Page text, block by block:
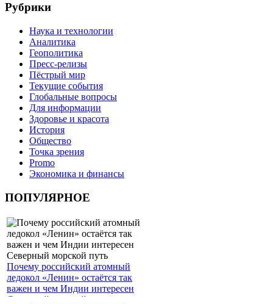
Рубрики
Наука и технологии
Аналитика
Геополитика
Пресс-релизы
Пёстрый мир
Текущие события
Глобальные вопросы
Для информации
Здоровье и красота
История
Общество
Точка зрения
Promo
Экономика и финансы
ПОПУЛЯРНОЕ
Почему российский атомный
ледокол «Ленин» остаётся так
важен и чем Индии интересен
Северный морской путь